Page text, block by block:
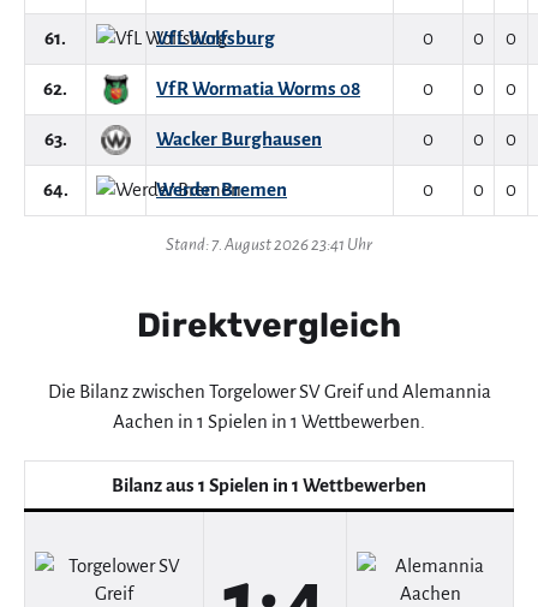
61. VfL Wolfsburg 0 0 0
62. VfR Wormatia Worms 08 0 0 0
63. Wacker Burghausen 0 0 0
64. Werder Bremen 0 0 0
Stand: 7. August 2026 23:41 Uhr
Direktvergleich
Die Bilanz zwischen Torgelower SV Greif und Alemannia
Aachen in 1 Spielen in 1 Wettbewerben.
Bilanz aus 1 Spielen in 1 Wettbewerben